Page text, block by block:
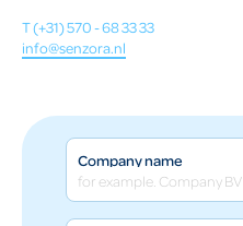
T (+31) 570 - 68 33 33
info@senzora.nl
Company name